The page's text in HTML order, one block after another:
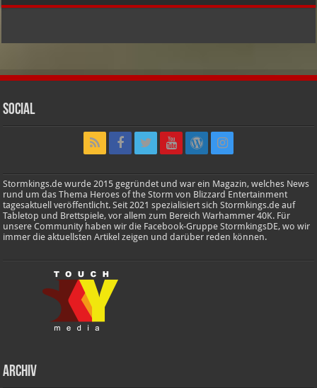
Social
Stormkings.de wurde 2015 gegründet und war ein Magazin, welches News
rund um das Thema Heroes of the Storm von Blizzard Entertainment
tagesaktuell veröffentlicht. Seit 2021 spezialisiert sich Stormkings.de auf
Tabletop und Brettspiele, vor allem zum Bereich Warhammer 40K. Für
unsere Community haben wir die Facebook-Gruppe StormkingsDE, wo wir
immer die aktuellsten Artikel zeigen und darüber reden können.
Archiv